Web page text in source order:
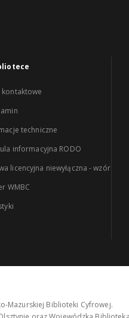
kontaktowe
techniczne
informacyjna RODO
licencyjna niewyłączna - wzór
WMBC
Mazurskiej Biblioteki Cyfrowej.